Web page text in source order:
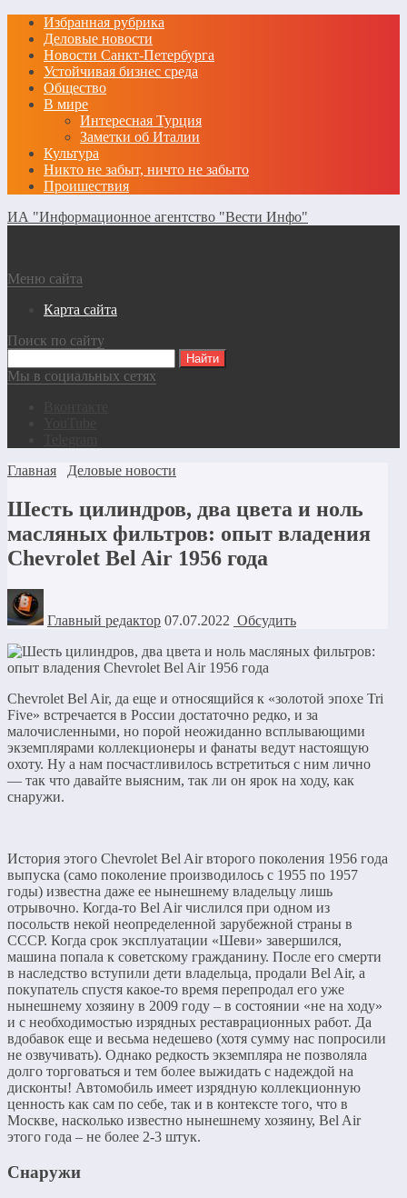
Избранная рубрика
Деловые новости
Новости Санкт-Петербурга
Устойчивая бизнес среда
Общество
В мире
Интересная Турция
Заметки об Италии
Культура
Никто не забыт, ничто не забыто
Проишествия
ИА "Информационное агентство "Вести Инфо"
Меню сайта
Карта сайта
Поиск по сайту
Мы в социальных сетях
Главная
Деловые новости
Шесть цилиндров, два цвета и ноль
масляных фильтров: опыт владения
Chevrolet Bel Air 1956 года
Главный редактор 07.07.2022 Обсудить
Chevrolet Bel Air, да еще и относящийся к «золотой эпохе Tri
Five» встречается в России достаточно редко, и за
малочисленными, но порой неожиданно всплывающими
экземплярами коллекционеры и фанаты ведут настоящую
охоту. Ну а нам посчастливилось встретиться с ним лично
— так что давайте выясним, так ли он ярок на ходу, как
снаружи.
История этого Chevrolet Bel Air второго поколения 1956 года
выпуска (само поколение производилось с 1955 по 1957
годы) известна даже ее нынешнему владельцу лишь
отрывочно. Когда-то Bel Air числился при одном из
посольств некой неопределенной зарубежной страны в
СССР. Когда срок эксплуатации «Шеви» завершился,
машина попала к советскому гражданину. После его смерти
в наследство вступили дети владельца, продали Bel Air, а
покупатель спустя какое-то время перепродал его уже
нынешнему хозяину в 2009 году – в состоянии «не на ходу»
и с необходимостью изрядных реставрационных работ. Да
вдобавок еще и весьма недешево (хотя сумму нас попросили
не озвучивать). Однако редкость экземпляра не позволяла
долго торговаться и тем более выжидать с надеждой на
дисконты! Автомобиль имеет изрядную коллекционную
ценность как сам по себе, так и в контексте того, что в
Москве, насколько известно нынешнему хозяину, Bel Air
этого года – не более 2-3 штук.
Снаружи